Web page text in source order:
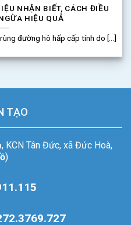
NHẬN BIẾT, CÁCH ĐIỀU
HIỆU QUẢ
đường hô hấp cấp tính do [...]
TẠO
Tân Đức, xã Đức Hoà,
)